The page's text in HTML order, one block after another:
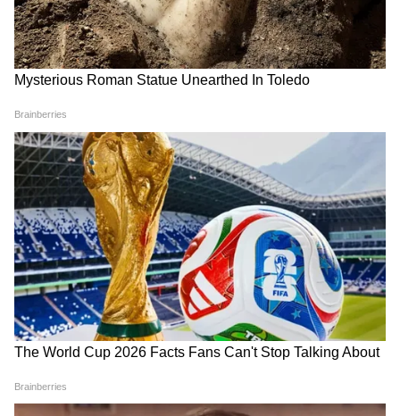
আমাদের হোয়াটসঅ্যাপ চ্যানেলে, ক্লিক করুন
এখানে।
LATEST VIDEOS
Samik Bhattacharya: কাশ্মীর মাঙ্গে
আজাদি স্লোগান তুললে একটাও মার বাইরে
পরবে না, Gen Zকে সতর্ক শমীকের
Chinsurah | বিধায়কের এক ধমকেই কেমন
'মিনমিন' করছে ঠিকাদার, মুহূর্তে বদলে গেল
ছবি!